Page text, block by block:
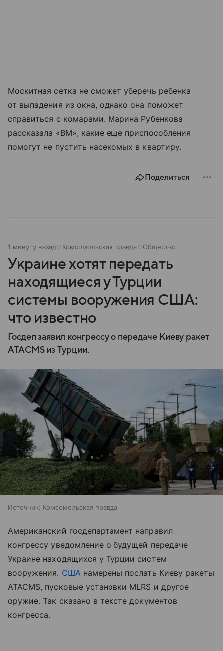
Москитная сетка не сможет уберечь ребенка
от выпадения из окна, однако она поможет
справиться с комарами. Марина Рубенкова
рассказала «ВМ», какие еще приспособления
помогут не пустить насекомых в квартиру.
Поделиться
1 минуту назад Комсомольская правда Общество
Украине хотят передать
находящиеся у Турции
системы вооружения США:
что известно
Госдеп заявил конгрессу о передаче Киеву ракет
ATACMS из Турции.
Источник: Комсомольская правда
Американский госдепартамент направил
конгрессу уведомление о будущей передаче
Украине находящихся у Турции систем
вооружения. США намерены послать Киеву ракеты
ATACMS, пусковые установки MLRS и другое
оружие. Так сказано в тексте документов
конгресса.